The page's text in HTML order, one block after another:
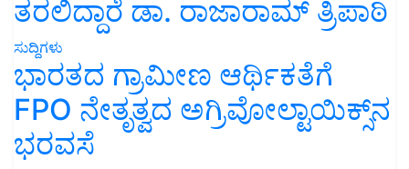
ತರಲಿದ್ದಾರೆ ಡಾ. ರಾಜಾರಾಮ್ ತ್ರಿಪಾಠಿ
ಸುದ್ದಿಗಳು
ಭಾರತದ ಗ್ರಾಮೀಣ ಆರ್ಥಿಕತೆಗೆ
FPO ನೇತೃತ್ವದ ಅಗ್ರಿವೋಲ್ಟಾಯಿಕ್ಸ್‌ನ
ಭರವಸೆ